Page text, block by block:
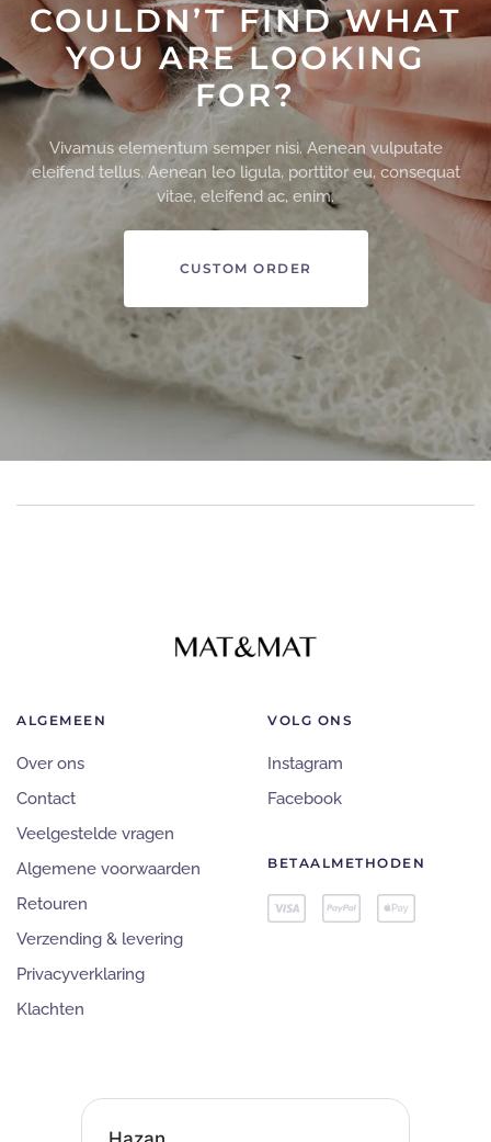
COULDN’T FIND WHAT
YOU ARE LOOKING
FOR?
Vivamus elementum semper nisi. Aenean vulputate
eleifend tellus. Aenean leo ligula, porttitor eu, consequat
vitae, eleifend ac, enim.
CUSTOM ORDER
ALGEMEEN
Over ons
Contact
Veelgestelde vragen
Algemene voorwaarden
Retouren
Verzending & levering
Privacyverklaring
Klachten
VOLG ONS
Instagram
Facebook
BETAALMETHODEN